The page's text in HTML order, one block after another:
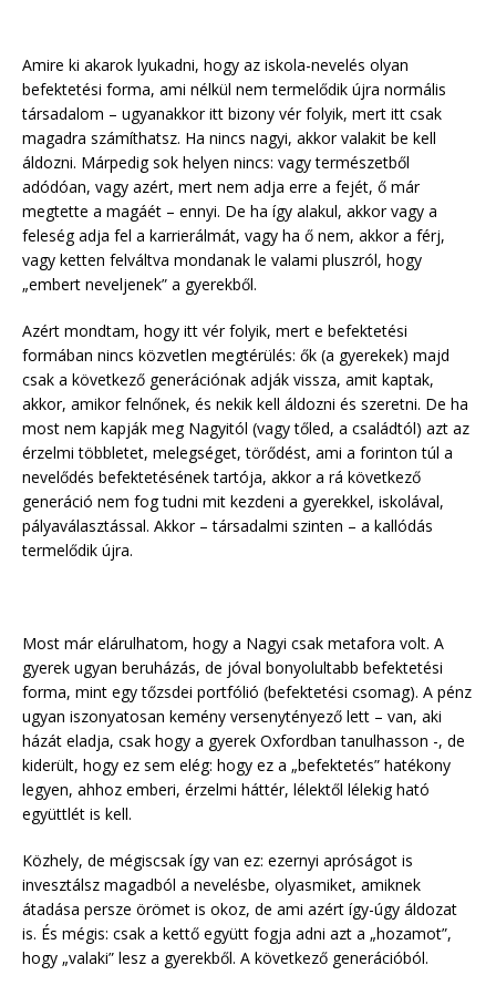
Amire ki akarok lyukadni, hogy az iskola-nevelés olyan
befektetési forma, ami nélkül nem termelődik újra normális
társadalom – ugyanakkor itt bizony vér folyik, mert itt csak
magadra számíthatsz. Ha nincs nagyi, akkor valakit be kell
áldozni. Márpedig sok helyen nincs: vagy természetből
adódóan, vagy azért, mert nem adja erre a fejét, ő már
megtette a magáét – ennyi. De ha így alakul, akkor vagy a
feleség adja fel a karrierálmát, vagy ha ő nem, akkor a férj,
vagy ketten felváltva mondanak le valami pluszról, hogy
„embert neveljenek” a gyerekből.
Azért mondtam, hogy itt vér folyik, mert e befektetési
formában nincs közvetlen megtérülés: ők (a gyerekek) majd
csak a következő generációnak adják vissza, amit kaptak,
akkor, amikor felnőnek, és nekik kell áldozni és szeretni. De ha
most nem kapják meg Nagyitól (vagy tőled, a családtól) azt az
érzelmi többletet, melegséget, törődést, ami a forinton túl a
nevelődés befektetésének tartója, akkor a rá következő
generáció nem fog tudni mit kezdeni a gyerekkel, iskolával,
pályaválasztással. Akkor – társadalmi szinten – a kallódás
termelődik újra.
Most már elárulhatom, hogy a Nagyi csak metafora volt. A
gyerek ugyan beruházás, de jóval bonyolultabb befektetési
forma, mint egy tőzsdei portfólió (befektetési csomag). A pénz
ugyan iszonyatosan kemény versenytényező lett – van, aki
házát eladja, csak hogy a gyerek Oxfordban tanulhasson -, de
kiderült, hogy ez sem elég: hogy ez a „befektetés” hatékony
legyen, ahhoz emberi, érzelmi háttér, lélektől lélekig ható
együttlét is kell.
Közhely, de mégiscsak így van ez: ezernyi apróságot is
invesztálsz magadból a nevelésbe, olyasmiket, amiknek
átadása persze örömet is okoz, de ami azért így-úgy áldozat
is. És mégis: csak a kettő együtt fogja adni azt a „hozamot”,
hogy „valaki” lesz a gyerekből. A következő generációból.